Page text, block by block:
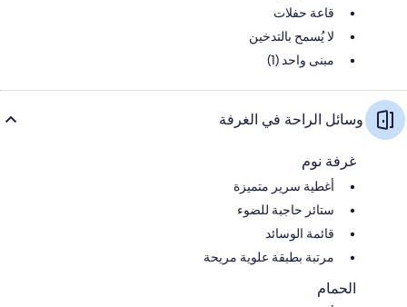
قاعة حفلات
لا يُسمح بالتدخين
مبنى واحد (1)
وسائل الراحة في الغرفة
غرفة نوم
أغطية سرير متميزة
ستائر حاجبة للضوء
قائمة الوسائد
مرتبة بطبقة علوية مريحة
الحمام